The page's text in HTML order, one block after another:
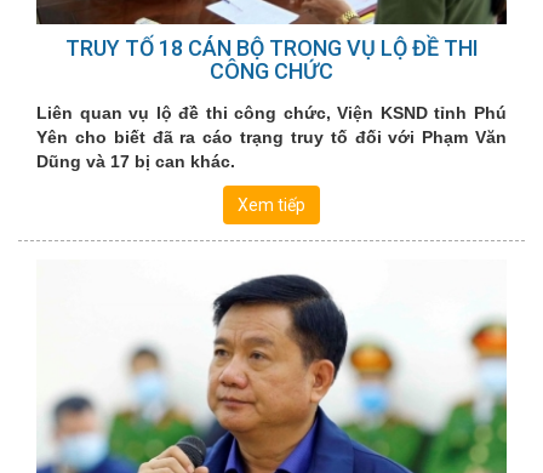
TRUY TỐ 18 CÁN BỘ TRONG VỤ LỘ ĐỀ THI
CÔNG CHỨC
Liên quan vụ lộ đề thi công chức, Viện KSND tỉnh Phú
Yên cho biết đã ra cáo trạng truy tố đối với Phạm Văn
Dũng và 17 bị can khác.
Xem tiếp